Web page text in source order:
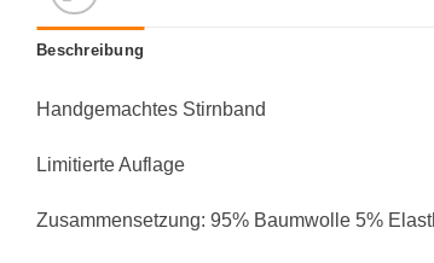
Beschreibung
Handgemachtes Stirnband
Limitierte Auflage
Zusammensetzung: 95% Baumwolle 5%